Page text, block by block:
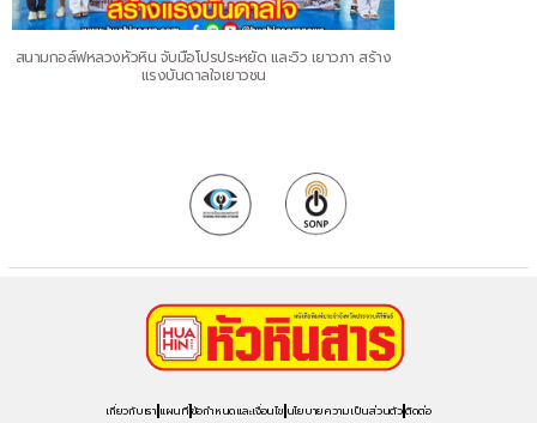
สนามกอล์ฟหลวงหัวหิน จับมือโปรประหยัด และวิว เยาวภา สร้าง
แรงบันดาลใจเยาวชน
เกี่ยวกับเรา แผนที่ข้อกำหนดและเงื่อนไข นโยบายความเป็นส่วนตัวติดต่อ